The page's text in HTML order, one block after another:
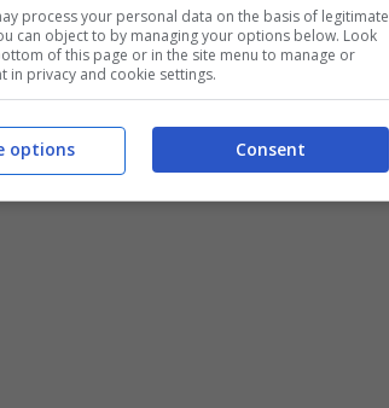
process your personal data on the basis of legitimate
can object to by managing your options below. Look
of this page or in the site menu to manage or
in privacy and cookie settings.
Consent
options